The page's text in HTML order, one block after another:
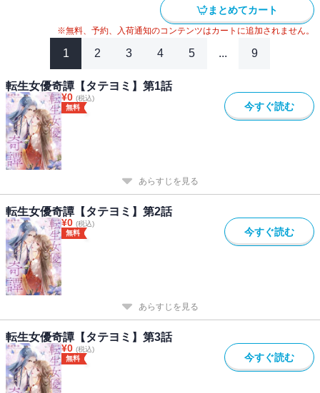
まとめてカート
※無料、予約、入荷通知のコンテンツはカートに追加されません。
1 2 3 4 5 ... 9
転生女優奇譚【タテヨミ】第1話
¥0 (税込)
無料
今すぐ読む
あらすじを見る
転生女優奇譚【タテヨミ】第2話
¥0 (税込)
無料
今すぐ読む
あらすじを見る
転生女優奇譚【タテヨミ】第3話
¥0 (税込)
無料
今すぐ読む